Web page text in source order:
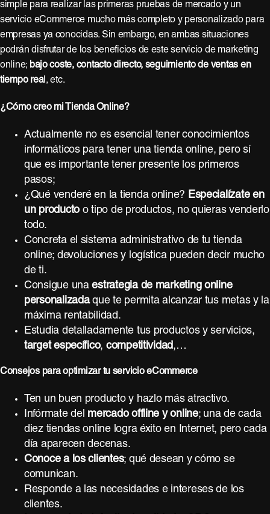
simple para realizar las primeras pruebas de mercado y un
servicio eCommerce mucho más completo y personalizado para
empresas ya conocidas. Sin embargo, en ambas situaciones
podrán disfrutar de los beneficios de este servicio de marketing
online; bajo coste, contacto directo, seguimiento de ventas en
tiempo real, etc.
¿Cómo creo mi Tienda Online?
Actualmente no es esencial tener conocimientos
informáticos para tener una tienda online, pero sí
que es importante tener presente los primeros
pasos;
¿Qué venderé en la tienda online? Especialízate en
un producto o tipo de productos, no quieras venderlo
todo.
Concreta el sistema administrativo de tu tienda
online; devoluciones y logística pueden decir mucho
de ti.
Consigue unaestrategia de marketing online
personalizadaque te permita alcanzar tus metas y la
máxima rentabilidad.
Estudia detalladamente tus productos y servicios,
target específico, competitividad,…
Consejos para optimizar tu servicio eCommerce
Ten un buen producto y hazlo más atractivo.
Infórmate del mercado offline y online; una de cada
diez tiendas online logra éxito en Internet, pero cada
día aparecen decenas.
Conoce a los clientes; qué desean y cómo se
comunican.
Responde a las necesidades e intereses de los
clientes.